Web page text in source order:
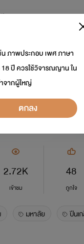
กลียวเสี่ย
2.72K
เข้าชม
48
ถูกใจ
มหาลัย ปีนเ
น ภาพประกอบ เพศ ภาษา
ปี ควรใช้วิจารณญาน ใน
จากผู้ใหญ่
ตกลง